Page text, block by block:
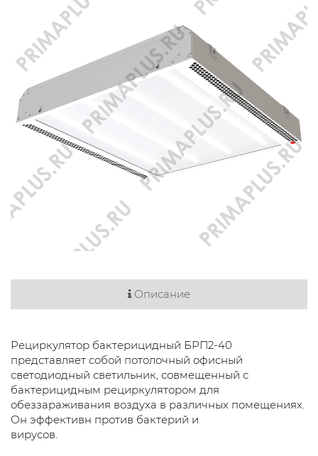
Описание
Рециркулятор бактерицидный БРП2-40
представляет собой потолочный офисный
светодиодный светильник, совмещенный с
бактерицидным рециркулятором для
обеззараживания воздуха в различных помещениях.
Он эффективн против бактерий и
вирусов.